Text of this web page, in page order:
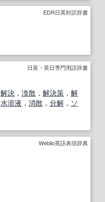
EDR日英対訳辞書
日英・英日専門用語辞書
解決 ， 渙散 ， 解決策 ， 解
水溶液 ， 消散 ， 分解 ， ソ
Weblio英語表現辞典